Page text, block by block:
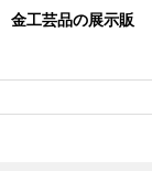
金工芸品の展示販